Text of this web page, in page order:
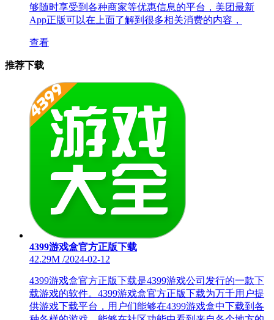
够随时享受到各种商家等优惠信息的平台，美团最新
App正版可以在上面了解到很多相关消费的内容，
查看
推荐下载
4399游戏盒官方正版下载
42.29M /2024-02-12
4399游戏盒官方正版下载是4399游戏公司发行的一款下
载游戏的软件。4399游戏盒官方正版下载为万千用户提
供游戏下载平台，用户们能够在4399游戏盒中下载到各